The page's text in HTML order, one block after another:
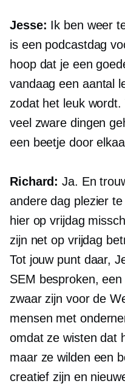
Jesse: Ik ben weer
is een podcastdag
hoop dat je een
vandaag een aantal
zodat het leuk
veel zware dingen
een beetje door
Richard: Ja. En
andere dag plezier
hier op vrijdag
zijn net op vrijdag
Tot jouw punt daar,
SEM besproken,
zwaar zijn voor de
mensen met
omdat ze wisten dat
maar ze wilden een
creatief zijn en